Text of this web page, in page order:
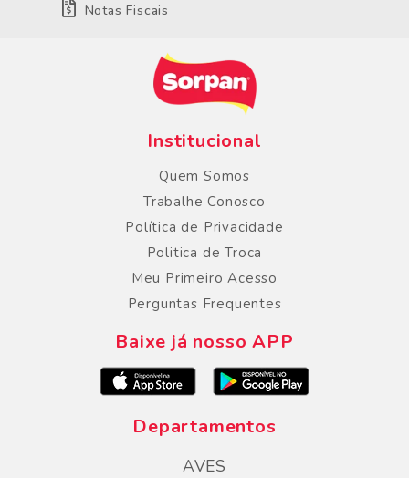
Notas Fiscais
Institucional
Quem Somos
Trabalhe Conosco
Política de Privacidade
Politica de Troca
Meu Primeiro Acesso
Perguntas Frequentes
Baixe já nosso APP
Departamentos
AVES